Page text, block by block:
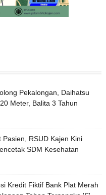
Pekalongan, Daihatsu
Meter, Balita 3 Tahun
Pasien, RSUD Kajen Kini
SDM Kesehatan
Kredit Fiktif Bank Plat Merah